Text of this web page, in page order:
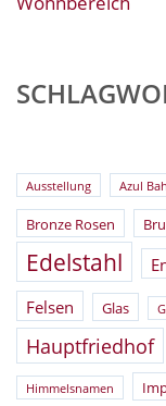
Ausstellung Azul
Bronze Rosen
Edelstahl
Felsen Glas
Hauptfriedhof
Himmelsnamen